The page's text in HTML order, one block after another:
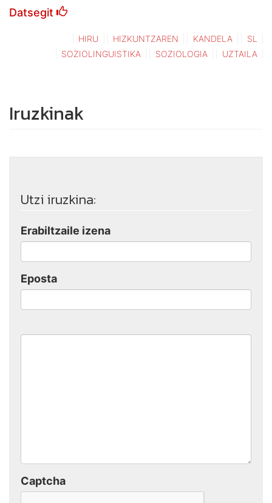
Datsegit
HIRU HIZKUNTZAREN KANDELA
SL
SOZIOLINGUISTIKA
SOZIOLOGIA UZTAILA
Iruzkinak
Utzi iruzkina:
Erabiltzaile izena
Eposta
Captcha